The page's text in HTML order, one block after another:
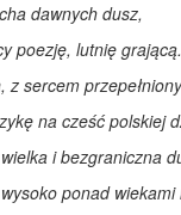
dawnych dusz,
poezję, lutnię grającą.
z sercem
na cześć polskiej
i bezgraniczna
ponad wiekami